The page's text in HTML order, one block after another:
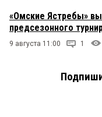
«Омские Ястребы»
предсезонного
9 августа 11:00 1